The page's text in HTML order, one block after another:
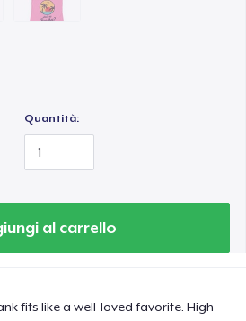
Quantità:
al carrello
fits like a well-loved favorite. High